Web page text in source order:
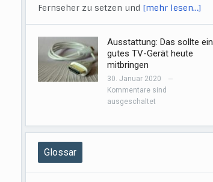
Fernseher zu setzen und [mehr lesen…]
Ausstattung: Das sollte ein
gutes TV-Gerät heute
mitbringen
30. Januar 2020 —
Kommentare sind
ausgeschaltet
Glossar